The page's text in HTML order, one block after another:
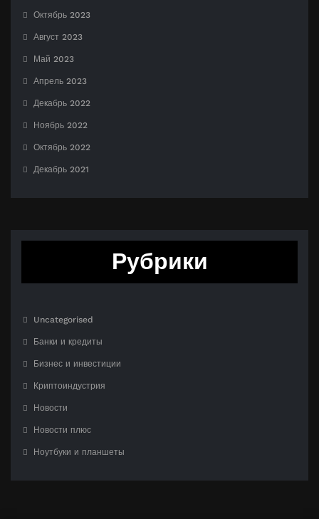
Октябрь 2023
Август 2023
Май 2023
Апрель 2023
Декабрь 2022
Ноябрь 2022
Октябрь 2022
Декабрь 2021
Рубрики
Uncategorised
Банки и кредиты
Бизнес и инвестиции
Криптоиндустрия
Новости
Новости плюс
Ноутбуки и планшеты